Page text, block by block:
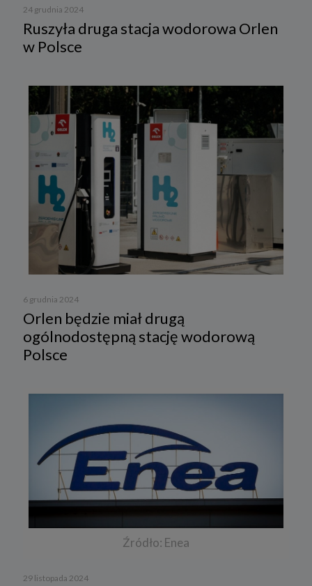
24 grudnia 2024
Ruszyła druga stacja wodorowa Orlen
w Polsce
6 grudnia 2024
Orlen będzie miał drugą
ogólnodostępną stację wodorową
Polsce
Źródło: Enea
29 listopada 2024